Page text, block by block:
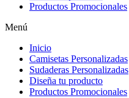
Productos Promocionales
Menú
Inicio
Camisetas Personalizadas
Sudaderas Personalizadas
Diseña tu producto
Productos Promocionales